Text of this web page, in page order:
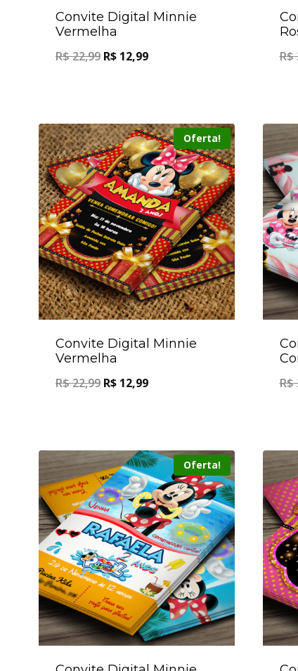
Convite Digital Minnie
Vermelha
R$22,99 R$ 12,99
R$
Oferta!
Convite Digital Minnie
Vermelha
R$22,99 R$ 12,99
R$
Oferta!